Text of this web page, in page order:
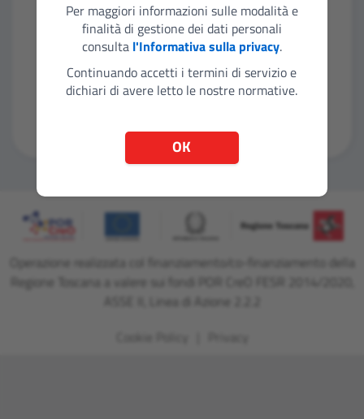
Entra con CIE
Operazione realizzata col finanziamento/co-finanziamento della
Regione Toscana a valere sui fondi POR CreO FESR 2014/2020,
Per maggiori informazioni sulle modalità e
finalità di gestione dei dati personali
consulta l'Informativa sulla privacy.
Continuando accetti i termini di servizio e
dichiari di avere letto le nostre normative.
OK